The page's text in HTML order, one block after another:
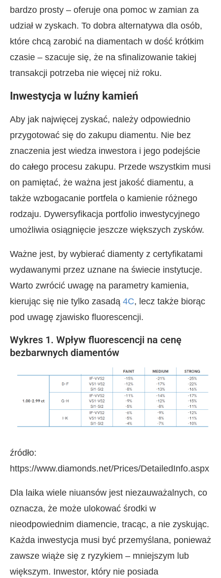
bardzo prosty – oferuje ona pomoc w zamian za
udział w zyskach. To dobra alternatywa dla osób,
które chcą zarobić na diamentach w dość krótkim
czasie – szacuje się, że na sfinalizowanie takiej
transakcji potrzeba nie więcej niż roku.
Inwestycja w luźny kamień
Aby jak najwięcej zyskać, należy odpowiednio
przygotować się do zakupu diamentu. Nie bez
znaczenia jest wiedza inwestora i jego podejście
do całego procesu zakupu. Przede wszystkim musi
on pamiętać, że ważna jest jakość diamentu, a
także wzbogacanie portfela o kamienie różnego
rodzaju. Dywersyfikacja portfolio inwestycyjnego
umożliwia osiągnięcie jeszcze większych zysków.
Ważne jest, by wybierać diamenty z certyfikatami
wydawanymi przez uznane na świecie instytucje.
Warto zwrócić uwagę na parametry kamienia,
kierując się nie tylko zasadą 4C, lecz także biorąc
pod uwagę zjawisko fluorescencji.
Wykres 1. Wpływ fluorescencji na cenę
bezbarwnych diamentów
źródło:
https://www.diamonds.net/Prices/DetailedInfo.aspx
Dla laika wiele niuansów jest niezauważalnych, co
oznacza, że może ulokować środki w
nieodpowiednim diamencie, tracąc, a nie zyskując.
Każda inwestycja musi być przemyślana, ponieważ
zawsze wiąże się z ryzykiem – mniejszym lub
większym. Inwestor, który nie posiada